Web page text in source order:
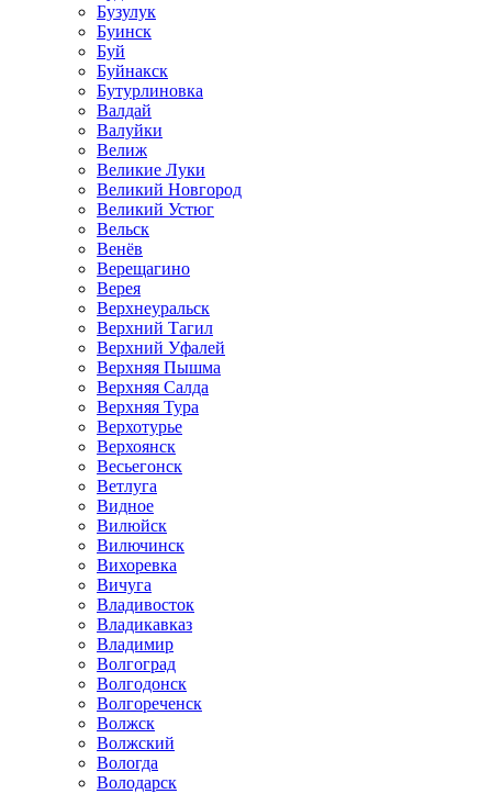
Бузулук
Буинск
Буй
Буйнакск
Бутурлиновка
Валдай
Валуйки
Велиж
Великие Луки
Великий Новгород
Великий Устюг
Вельск
Венёв
Верещагино
Верея
Верхнеуральск
Верхний Тагил
Верхний Уфалей
Верхняя Пышма
Верхняя Салда
Верхняя Тура
Верхотурье
Верхоянск
Весьегонск
Ветлуга
Видное
Вилюйск
Вилючинск
Вихоревка
Вичуга
Владивосток
Владикавказ
Владимир
Волгоград
Волгодонск
Волгореченск
Волжск
Волжский
Вологда
Володарск